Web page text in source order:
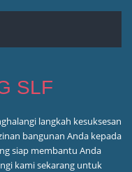
SLF
langkah kesuksesan
bangunan Anda kepada
siap membantu Anda
kami sekarang untuk